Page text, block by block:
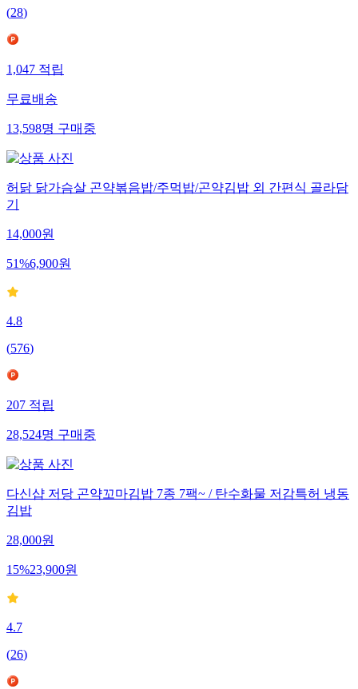
(28)
1,047적립
무료배송
13,598명구매중
허닭 닭가슴살 곤약볶음밥/주먹밥/곤약김밥 외 간편식 골라담
기
14,000원
51%6,900원
4.8
(576)
207적립
28,524명구매중
다신샵 저당 곤약꼬마김밥 7종 7팩~ / 탄수화물 저감특허 냉동
김밥
28,000원
15%23,900원
4.7
(26)